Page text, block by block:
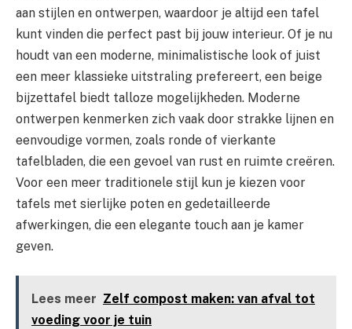
aan stijlen en ontwerpen, waardoor je altijd een tafel
kunt vinden die perfect past bij jouw interieur. Of je nu
houdt van een moderne, minimalistische look of juist
een meer klassieke uitstraling prefereert, een beige
bijzettafel biedt talloze mogelijkheden. Moderne
ontwerpen kenmerken zich vaak door strakke lijnen en
eenvoudige vormen, zoals ronde of vierkante
tafelbladen, die een gevoel van rust en ruimte creëren.
Voor een meer traditionele stijl kun je kiezen voor
tafels met sierlijke poten en gedetailleerde
afwerkingen, die een elegante touch aan je kamer
geven.
Lees meer Zelf compost maken: van afval tot
voeding voor je tuin